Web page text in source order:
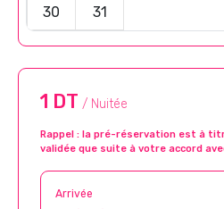
30 31
1 DT / Nuitée
Rappel : la pré-réservation est à
validée que suite à votre accord
Arrivée